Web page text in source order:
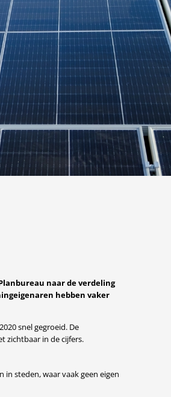
naar de verdeling
hebben vaker
snel gegroeid. De
zichtbaar in de cijfers.
steden, waar vaak geen eigen